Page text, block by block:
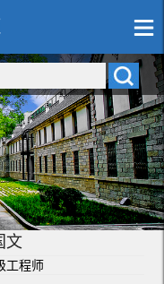
文
工程师